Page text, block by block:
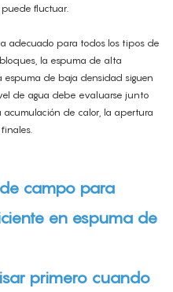
fluctuar.
adecuado para todos los tipos de
la espuma de alta
espuma de baja densidad siguen
de agua debe evaluarse junto
de calor, la apertura
campo para
en espuma de